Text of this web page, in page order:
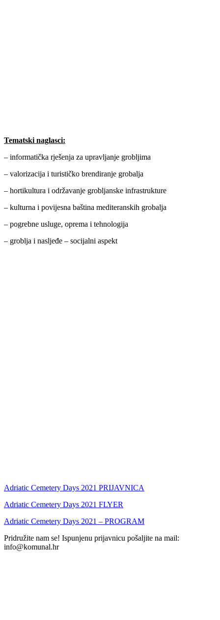
Tematski naglasci:
– informatička rješenja za upravljanje grobljima
– valorizacija i turističko brendiranje grobalja
– hortikultura i održavanje grobljanske infrastrukture
– kulturna i povijesna baština mediteranskih grobalja
– pogrebne usluge, oprema i tehnologija
– groblja i nasljeđe – socijalni aspekt
Adriatic Cemetery Days 2021 PRIJAVNICA
Adriatic Cemetery Days 2021 FLYER
Adriatic Cemetery Days 2021 – PROGRAM
Pridružite nam se! Ispunjenu prijavnicu pošaljite na mail:
info@komunal.hr